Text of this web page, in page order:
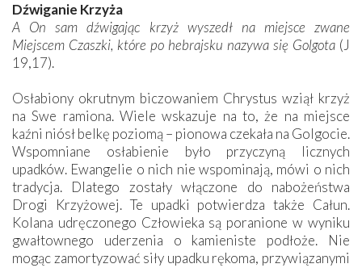
Dźwiganie Krzyża
A On sam dźwigając krzyż wyszedł na miejsce zwane
Miejscem Czaszki, które po hebrajsku nazywa się Golgota (J
19,17).
Osłabiony okrutnym biczowaniem Chrystus wziął krzyż
na Swe ramiona. Wiele wskazuje na to, że na miejsce
kaźni niósł belkę poziomą – pionowa czekała na Golgocie.
Wspomniane osłabienie było przyczyną licznych
upadków. Ewangelie o nich nie wspominają, mówi o nich
tradycja. Dlatego zostały włączone do nabożeństwa
Drogi Krzyżowej. Te upadki potwierdza także Całun.
Kolana udręczonego Człowieka są poranione w wyniku
gwałtownego uderzenia o kamieniste podłoże. Nie
mogąc zamortyzować siły upadku rękoma, przywiązanymi